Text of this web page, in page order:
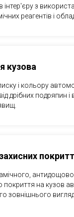
інтер'єру з
реагентів і
кузова
і кольору
дрібних подряпин і
покриття на кузов
зовнішнього